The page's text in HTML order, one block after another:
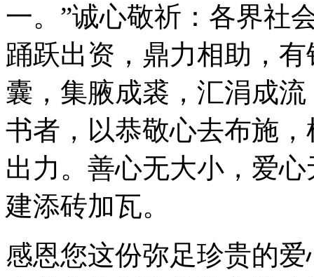
一。”诚心敬祈：各界社
踊跃出资，鼎力相助，
囊，集腋成裘，汇涓成
书者，以恭敬心去布施
出力。善心无大小，爱
建添砖加瓦。
感恩您这份弥足珍贵的